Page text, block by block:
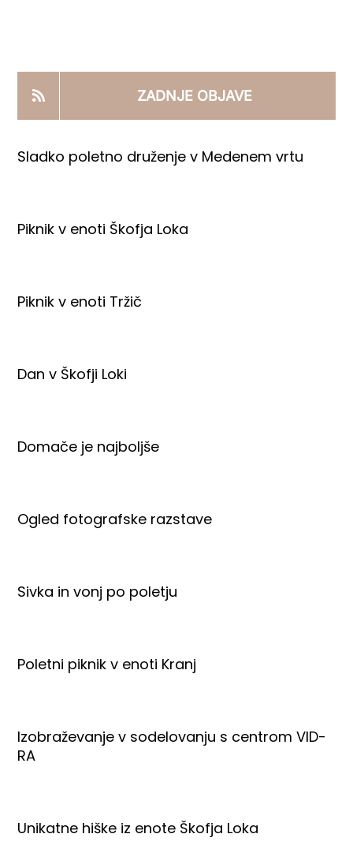
PRODAJNI IZDELKI
AKTUALNO
ZADNJE OBJAVE
Sladko poletno druženje v Medenem vrtu
Piknik v enoti Škofja Loka
Piknik v enoti Tržič
Dan v Škofji Loki
Domače je najboljše
Ogled fotografske razstave
Sivka in vonj po poletju
Poletni piknik v enoti Kranj
Izobraževanje v sodelovanju s centrom VID-
RA
Unikatne hiške iz enote Škofja Loka